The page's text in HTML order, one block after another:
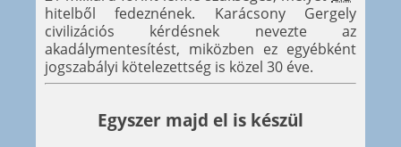
hitelből fedeznének. Karácsony Gergely
civilizációs kérdésnek nevezte az
akadálymentesítést, miközben ez egyébként
jogszabályi kötelezettség is közel 30 éve.
Egyszer majd el is készül